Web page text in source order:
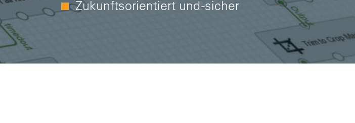
Zukunftsorientiert und -sicher